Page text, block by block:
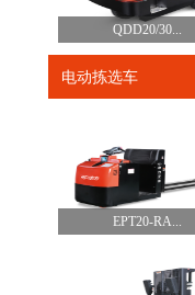
QDD20/30...
电动拣选车
EPT20-RA...